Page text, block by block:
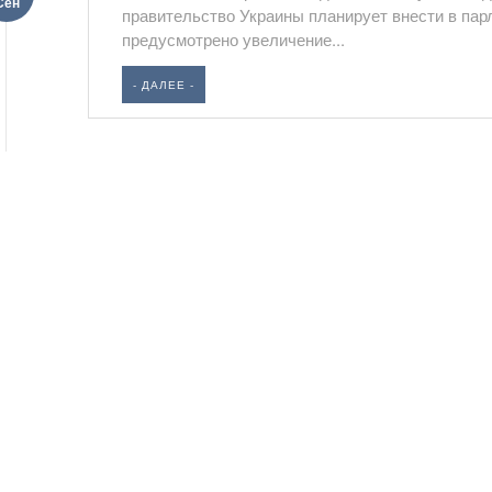
правительство Украины планирует внести в
предусмотрено увеличение...
- ДАЛЕЕ -